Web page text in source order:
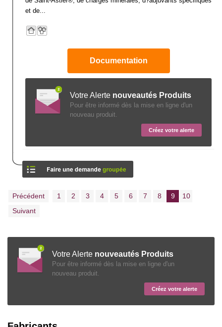
et de...
Documentation
Votre Alerte nouveautés Produits
Pour être informé dès la mise en ligne d'un
nouveau produit.
Créez votre alerte
Précédent 1 2 3 4 5 6 7 8 9
10
Suivant
Votre Alerte nouveautés Produits
Pour être informé dès la mise en ligne d'un
nouveau produit.
Créez votre alerte